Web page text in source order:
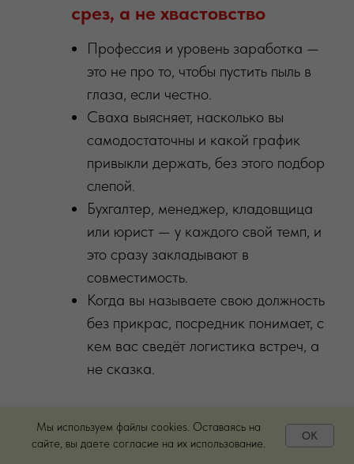
срез, а не хвастовство
Профессия и уровень заработка —
это не про то, чтобы пустить пыль в
глаза, если честно.
Сваха выясняет, насколько вы
самодостаточны и какой график
привыкли держать, без этого подбор
слепой.
Бухгалтер, менеджер, кладовщица
или юрист — у каждого свой темп, и
это сразу закладывают в
совместимость.
Когда вы называете свою должность
без прикрас, посредник понимает, с
кем вас сведёт логистика встреч, а
не сказка.
Мечты, цели и увлечения:
Мы используем файлы cookies. Оставаясь на
сайте, вы даете согласие на их использование.
OK